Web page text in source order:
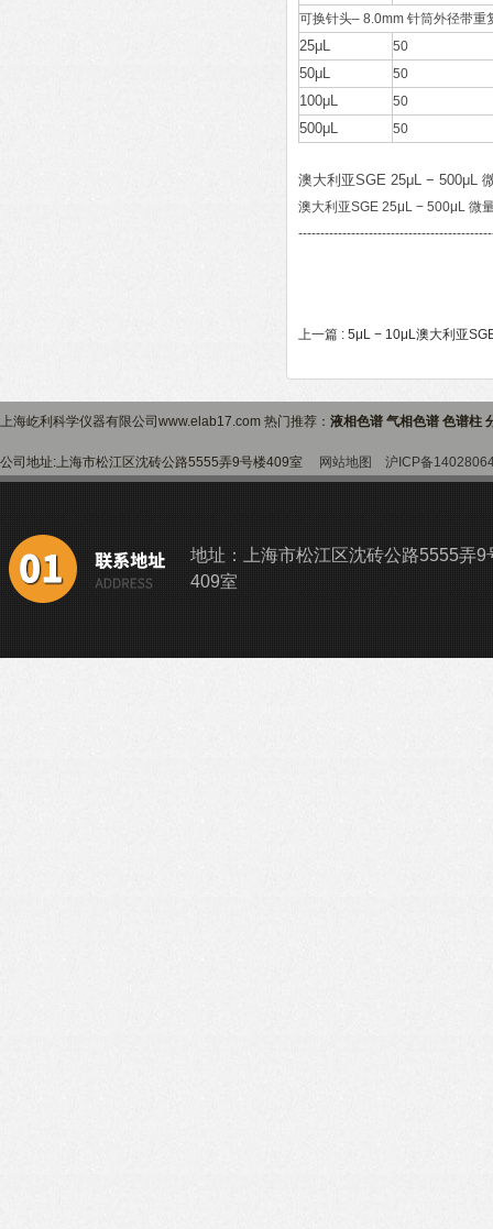
可换针头– 8.0mm 针筒外径带重
25μL 50
50μL 50
100μL 50
500μL 50
澳大利亚SGE 25μL − 500μL
澳大利亚SGE 25μL − 500μL 微
上一篇 : 5μL − 10μL澳大利亚
上海屹利科学仪器有限公司www.elab17.com 热门推荐： 液相色谱 气相色谱 色谱柱
公司地址:上海市松江区沈砖公路5555弄9号楼409室 网站地图 沪ICP备
地址：上海市松江区沈砖公路5555弄9
409室